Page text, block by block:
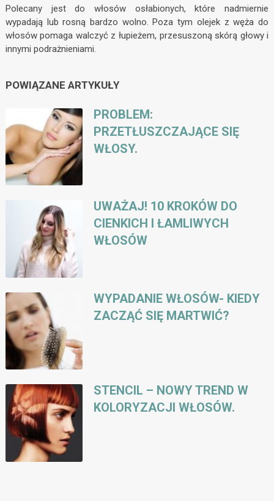
Polecany jest do włosów osłabionych, które nadmiernie
wypadają lub rosną bardzo wolno. Poza tym olejek z węża do
włosów pomaga walczyć z łupieżem, przesuszoną skórą głowy i
innymi podrażnieniami.
POWIĄZANE ARTYKUŁY
PROBLEM:
PRZETŁUSZCZAJĄCE SIĘ
WŁOSY.
UWAŻAJ! 10 KROKÓW DO
CIENKICH I ŁAMLIWYCH
WŁOSÓW
WYPADANIE WŁOSÓW- KIEDY
ZACZĄĆ SIĘ MARTWIĆ?
STENCIL – NOWY TREND W
KOLORYZACJI WŁOSÓW.